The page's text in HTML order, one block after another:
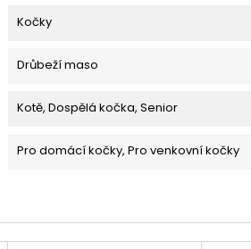
Kočky
Drůbeží maso
Kotě, Dospělá kočka, Senior
Pro domácí kočky, Pro venkovní kočky